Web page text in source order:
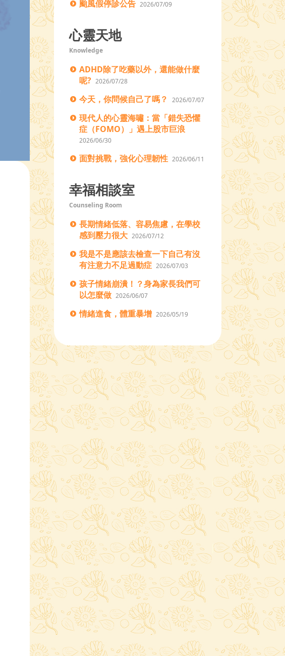
颱風假停診公告 2026/07/09
心靈天地
Knowledge
ADHD除了吃藥以外，還能做什麼
呢? 2026/07/28
今天，你問候自己了嗎？ 2026/07/07
現代人的心靈海嘯：當「錯失恐懼
症（FOMO）」遇上股市巨浪
2026/06/30
面對挑戰，強化心理韌性 2026/06/11
幸福相談室
Counseling Room
長期情緒低落、容易焦慮，在學校
感到壓力很大 2026/07/12
我是不是應該去檢查一下自己有沒
有注意力不足過動症 2026/07/03
孩子情緒崩潰！？身為家長我們可
以怎麼做 2026/06/07
情緒進食，體重暴增 2026/05/19